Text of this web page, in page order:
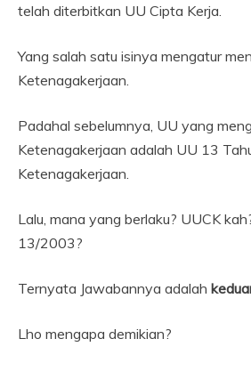
telah diterbitkan UU Cipta Kerja.
Yang salah satu isinya mengatur
Ketenagakerjaan.
Padahal sebelumnya, UU yang
Ketenagakerjaan adalah UU 13
Ketenagakerjaan.
Lalu, mana yang berlaku? UUCK
13/2003?
Ternyata Jawabannya adalah
Lho mengapa demikian?